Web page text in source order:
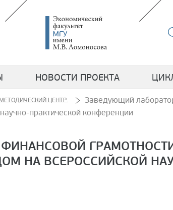
НОВОСТИ ПРОЕКТА
ЦЕНТР.
Заведующий
практической конференции
НА ВСЕРОССИЙСКОЙ